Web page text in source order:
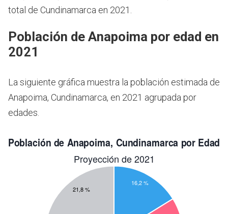
total de Cundinamarca en 2021.
Población de Anapoima por edad en
2021
La siguiente gráfica muestra la población estimada de
Anapoima, Cundinamarca, en 2021 agrupada por
edades.